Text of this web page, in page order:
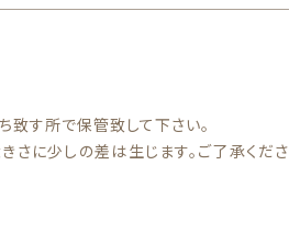
す所で保管致して下さい。
さに少しの差は生じます。ご了承くださ